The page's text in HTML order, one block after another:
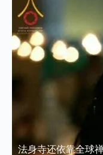
法身寺还依靠全球